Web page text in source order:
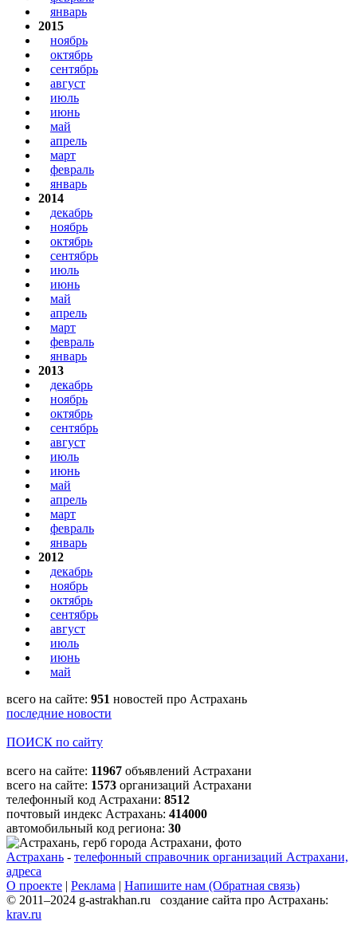
январь
2015
ноябрь
октябрь
сентябрь
август
июль
июнь
май
апрель
март
февраль
январь
2014
декабрь
ноябрь
октябрь
сентябрь
июль
июнь
май
апрель
март
февраль
январь
2013
декабрь
ноябрь
октябрь
сентябрь
август
июль
июнь
май
апрель
март
февраль
январь
2012
декабрь
ноябрь
октябрь
сентябрь
август
июль
июнь
май
всего на сайте: 951 новостей про Астрахань
последние новости
ПОИСК по сайту
всего на сайте: 11967 объявлений Астрахани
всего на сайте: 1573 организаций Астрахани
телефонный код Астрахани: 8512
почтовый индекс Астрахань: 414000
автомобильный код региона: 30
Астрахань - телефонный справочник организаций Астрахани,
адреса
О проекте | Реклама | Напишите нам (Обратная связь)
© 2011–2024 g-astrakhan.ru создание сайта про Астрахань:
krav.ru